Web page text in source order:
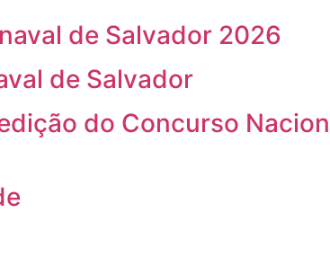
de Salvador 2026
de Salvador
do Concurso